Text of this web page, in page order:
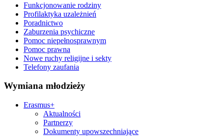
Funkcjonowanie rodziny
Profilaktyka uzależnień
Poradnictwo
Zaburzenia psychiczne
Pomoc niepełnosprawnym
Pomoc prawna
Nowe ruchy religijne i sekty
Telefony zaufania
Wymiana młodzieży
Erasmus+
Aktualności
Partnerzy
Dokumenty upowszechniające